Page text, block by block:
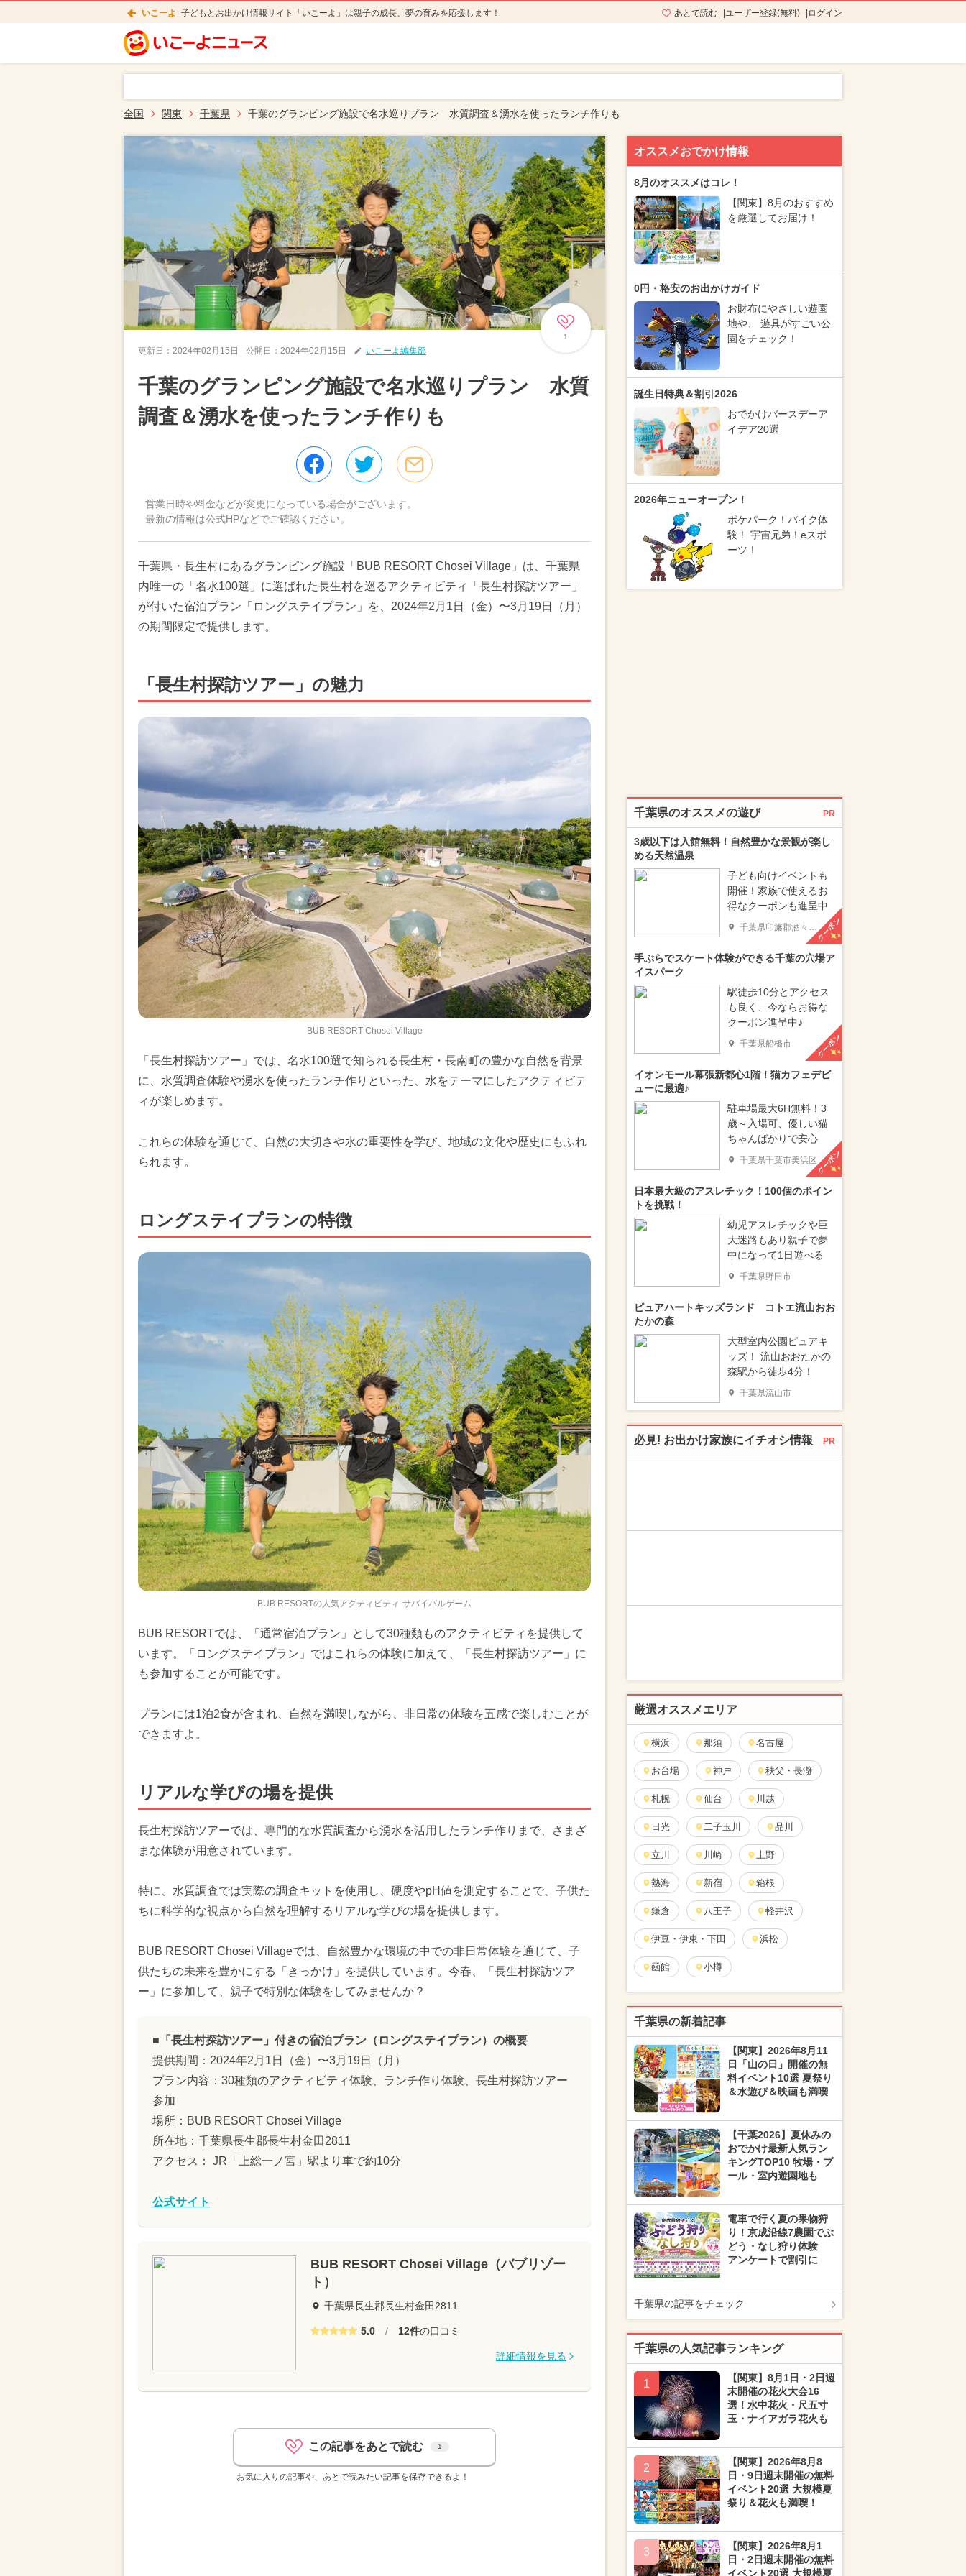
いこーよ 子どもとお出かけ情報サイト「いこーよ」は親子の成長、夢の育みを応援します！ あとで読む ユーザー登録(無料) ログイン
全国 関東 千葉県 千葉のグランピング施設で名水巡りプラン 水質調査＆湧水を使ったランチ作りも
1
更新日： 2024年02月15日 公開日： 2024年02月15日 いこーよ編集部
千葉のグランピング施設で名水巡りプラン 水質
調査＆湧水を使ったランチ作りも
営業日時や料金などが変更になっている場合がございます。
最新の情報は公式HPなどでご確認ください。
千葉県・長生村にあるグランピング施設「BUB RESORT Chosei Village」は、千葉県
内唯一の「名水100選」に選ばれた長生村を巡るアクティビティ「長生村探訪ツアー」
が付いた宿泊プラン「ロングステイプラン」を、2024年2月1日（金）〜3月19日（月）
の期間限定で提供します。
「長生村探訪ツアー」の魅力
BUB RESORT Chosei Village
「長生村探訪ツアー」では、名水100選で知られる長生村・長南町の豊かな自然を背景
に、水質調査体験や湧水を使ったランチ作りといった、水をテーマにしたアクティビテ
ィが楽しめます。
これらの体験を通じて、自然の大切さや水の重要性を学び、地域の文化や歴史にもふれ
られます。
ロングステイプランの特徴
BUB RESORTの人気アクティビティ-サバイバルゲーム
BUB RESORTでは、「通常宿泊プラン」として30種類ものアクティビティを提供して
います。「ロングステイプラン」ではこれらの体験に加えて、「長生村探訪ツアー」に
も参加することが可能です。
プランには1泊2食が含まれ、自然を満喫しながら、非日常の体験を五感で楽しむことが
できますよ。
リアルな学びの場を提供
長生村探訪ツアーでは、専門的な水質調査から湧水を活用したランチ作りまで、さまざ
まな体験が用意されています。
特に、水質調査では実際の調査キットを使用し、硬度やpH値を測定することで、子供た
ちに科学的な視点から自然を理解するリアルな学びの場を提供します。
BUB RESORT Chosei Villageでは、自然豊かな環境の中での非日常体験を通じて、子
供たちの未来を豊かにする「きっかけ」を提供しています。今春、「長生村探訪ツア
ー」に参加して、親子で特別な体験をしてみませんか？
■「長生村探訪ツアー」付きの宿泊プラン（ロングステイプラン）の概要
提供期間：2024年2月1日（金）〜3月19日（月）
プラン内容：30種類のアクティビティ体験、ランチ作り体験、長生村探訪ツアー
参加
場所：BUB RESORT Chosei Village
所在地：千葉県長生郡長生村金田2811
アクセス： JR「上総一ノ宮」駅より車で約10分
公式サイト
BUB RESORT Chosei Village（バブリゾー
ト）
千葉県長生郡長生村金田2811
5.0 / 12件の口コミ
詳細情報を見る
この記事をあとで読む 1
お気に入りの記事や、あとで読みたい記事を保存できるよ！
オススメおでかけ情報
8月のオススメはコレ！
【関東】8月のおすすめ
を厳選してお届け！
0円・格安のお出かけガイド
お財布にやさしい遊園
地や、 遊具がすごい公
園をチェック！
誕生日特典＆割引2026
おでかけバースデーア
イデア20選
2026年ニューオープン！
ポケパーク！バイク体
験！ 宇宙兄弟！eスポ
ーツ！
千葉県のオススメの遊び PR
3歳以下は入館無料！自然豊かな景観が楽し
める天然温泉
子ども向けイベントも
開催！家族で使えるお
得なクーポンも進呈中
千葉県印旛郡酒々井町 クーポン
手ぶらでスケート体験ができる千葉の穴場ア
イスパーク
駅徒歩10分とアクセス
も良く、今ならお得な
クーポン進呈中♪
千葉県船橋市 クーポン
イオンモール幕張新都心1階！猫カフェデビ
ューに最適♪
駐車場最大6H無料！3
歳～入場可、優しい猫
ちゃんばかりで安心
千葉県千葉市美浜区クーポン
日本最大級のアスレチック！100個のポイン
トを挑戦！
幼児アスレチックや巨
大迷路もあり親子で夢
中になって1日遊べる
千葉県野田市
ピュアハートキッズランド コトエ流山おお
たかの森
大型室内公園ピュアキ
ッズ！ 流山おおたかの
森駅から徒歩4分！
千葉県流山市
必見! お出かけ家族にイチオシ情報 PR
厳選オススメエリア
横浜 那須 名古屋
お台場 神戸 秩父・長瀞
札幌 仙台 川越
日光 二子玉川 品川
立川 川崎 上野
熱海 新宿 箱根
鎌倉 八王子 軽井沢
伊豆・伊東・下田 浜松
函館 小樽
千葉県の新着記事
【関東】2026年8月11
日「山の日」開催の無
料イベント10選 夏祭り
＆水遊び＆映画も満喫
【千葉2026】夏休みの
おでかけ最新人気ラン
キングTOP10 牧場・プ
ール・室内遊園地も
電車で行く夏の果物狩
り！京成沿線7農園でぶ
どう・なし狩り体験
アンケートで割引に
千葉県の記事をチェック
千葉県の人気記事ランキング
1
【関東】8月1日・2日週
末開催の花火大会16
選！水中花火・尺五寸
玉・ナイアガラ花火も
2
【関東】2026年8月8
日・9日週末開催の無料
イベント20選 大規模夏
祭り＆花火も満喫！
3
【関東】2026年8月1
日・2日週末開催の無料
イベント20選 大規模夏